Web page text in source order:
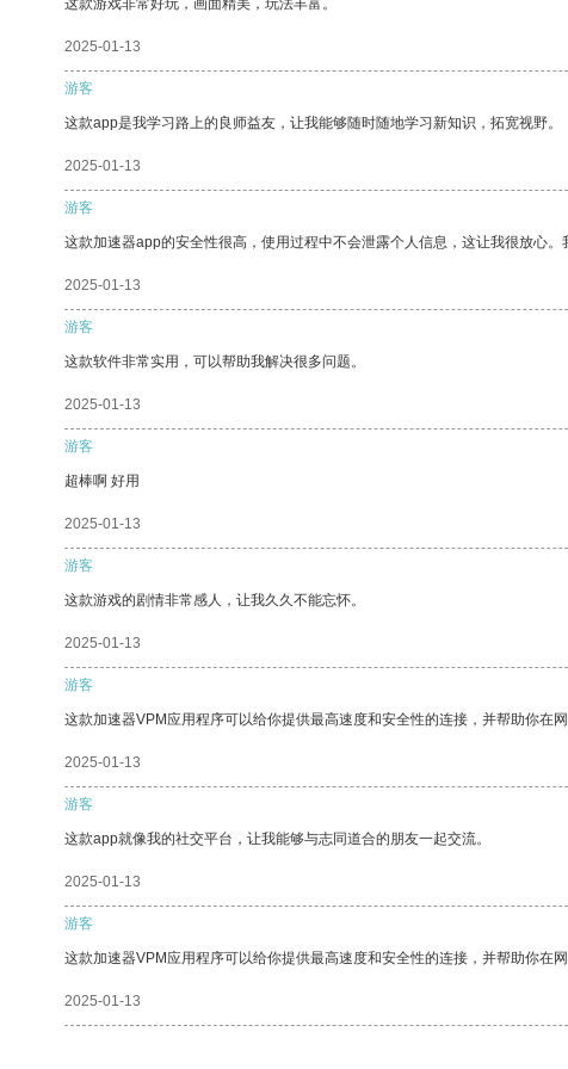
这款游戏非常好玩，画面精美，玩法丰富。
2025-01-13
游客
这款app是我学习路上的良师益友，让我能够随时随地学习新知识，拓宽视野。
2025-01-13
游客
这款加速器app的安全性很高，使用过程中不会泄露个人信息，这让我很放心
2025-01-13
游客
这款软件非常实用，可以帮助我解决很多问题。
2025-01-13
游客
超棒啊 好用
2025-01-13
游客
这款游戏的剧情非常感人，让我久久不能忘怀。
2025-01-13
游客
这款加速器VPM应用程序可以给你提供最高速度和安全性的连接，并帮助你在网
2025-01-13
游客
这款app就像我的社交平台，让我能够与志同道合的朋友一起交流。
2025-01-13
游客
这款加速器VPM应用程序可以给你提供最高速度和安全性的连接，并帮助你在网
2025-01-13